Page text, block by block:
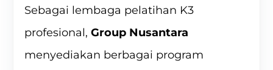
Sebagai lembaga pelatihan K3
profesional, Group Nusantara
menyediakan berbagai program